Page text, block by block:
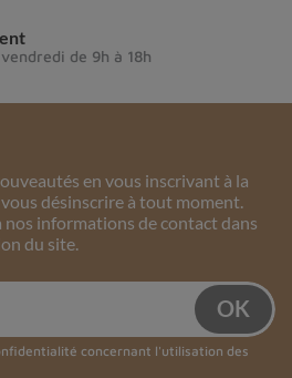
de 9h à 18h
en vous inscrivant à la
désinscrire à tout moment.
informations de contact dans
du site.
concernant l'utilisation des